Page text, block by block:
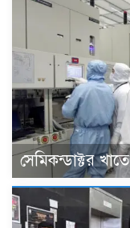
সেমিকন্ডাক্টর